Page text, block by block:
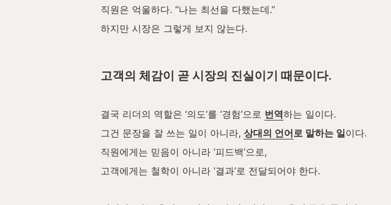
직원은 억울하다. “나는 최선을 다했는데.”
하지만 시장은 그렇게 보지 않는다.
고객의 체감이 곧 시장의 진실이기 때문이다.
결국 리더의 역할은 ‘의도’를 ‘경험’으로 번역하는 일이다.
그건 문장을 잘 쓰는 일이 아니라, 상대의 언어로 말하는 일이다.
직원에게는 믿음이 아니라 ‘피드백’으로,
고객에게는 철학이 아니라 ‘결과’로 전달되어야 한다.